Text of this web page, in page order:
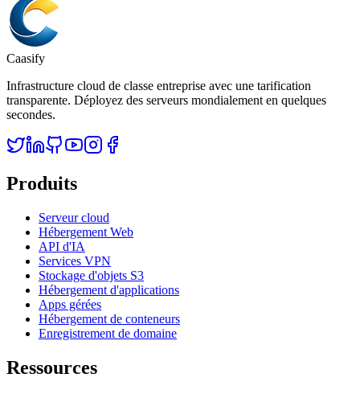
Caasify
Infrastructure cloud de classe entreprise avec une tarification
transparente. Déployez des serveurs mondialement en quelques
secondes.
Produits
Serveur cloud
Hébergement Web
API d'IA
Services VPN
Stockage d'objets S3
Hébergement d'applications
Apps gérées
Hébergement de conteneurs
Enregistrement de domaine
Ressources